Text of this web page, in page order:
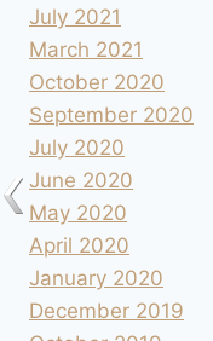
July 2021
March 2021
October 2020
September 2020
July 2020
June 2020
May 2020
April 2020
January 2020
December 2019